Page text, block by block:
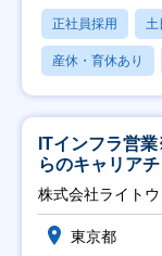
正社員採用 土
産休・育休あり
ITインフラ営
らのキャリア
能】
株式会社ライト
東京都